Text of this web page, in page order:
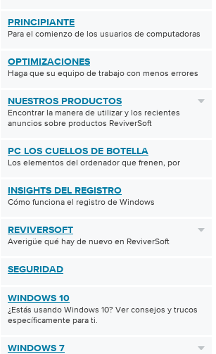
PRINCIPIANTE
Para el comienzo de los usuarios de computadoras
OPTIMIZACIONES
Haga que su equipo de trabajo con menos errores
NUESTROS PRODUCTOS
Encontrar la manera de utilizar y los recientes
anuncios sobre productos ReviverSoft
PC LOS CUELLOS DE BOTELLA
Los elementos del ordenador que frenen, por
INSIGHTS DEL REGISTRO
Cómo funciona el registro de Windows
REVIVERSOFT
Averigüe qué hay de nuevo en ReviverSoft
SEGURIDAD
WINDOWS 10
¿Estás usando Windows 10? Ver consejos y trucos
específicamente para ti.
WINDOWS 7